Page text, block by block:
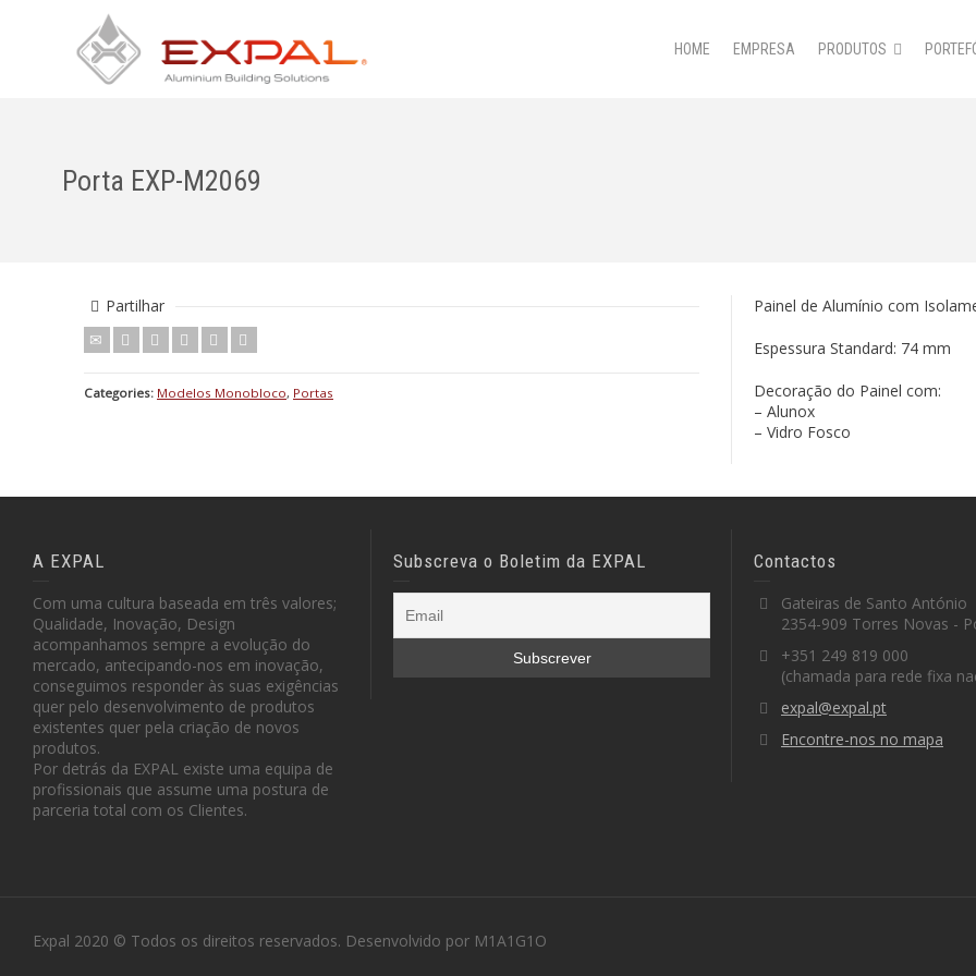
HOME EMPRESA PRODUTOS
Porta EXP-M2069
Partilhar
Categories: Modelos Monobloco, Portas
Painel de Alumínio com
Espessura Standard: 74 mm
Decoração do Painel com:
– Alunox
– Vidro Fosco
A EXPAL
Com uma cultura baseada em três valores;
Qualidade, Inovação, Design
acompanhamos sempre a evolução do
mercado, antecipando-nos em inovação,
conseguimos responder às suas exigências
quer pelo desenvolvimento de produtos
existentes quer pela criação de novos
produtos.
Por detrás da EXPAL existe uma equipa de
profissionais que assume uma postura de
parceria total com os Clientes.
Subscreva o Boletim da EXPAL Contactos
Gateiras de Santo António
2354-909 Torres Novas -
+351 249 819 000
(chamada para rede fixa
expal@expal.pt
Encontre-nos no mapa
Expal 2020 © Todos os direitos reservados. Desenvolvido por M1A1G1O